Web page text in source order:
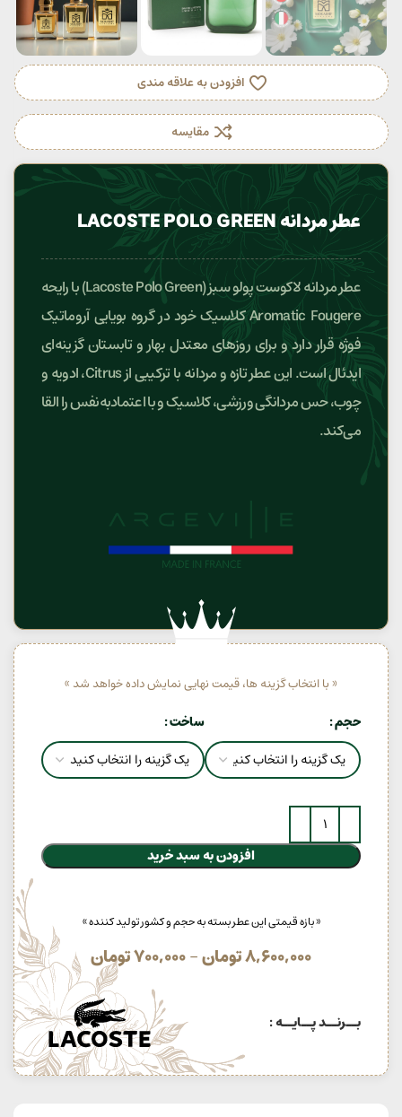
افزودن به علاقه مندی
مقایسه
عطر مردانه LACOSTE POLO GREEN
عطر مردانه لاکوست پولو سبز (Lacoste Polo Green) با رایحه
Aromatic Fougere کلاسیک خود در گروه بویایی آروماتیک
فوژه قرار دارد و برای روزهای معتدل بهار و تابستان گزینه‌ای
ایدئال است. این عطر تازه و مردانه با ترکیبی از Citrus، ادویه و
چوب، حس مردانگی ورزشی، کلاسیک و با اعتمادبه‌نفس را القا
می‌کند.
« با انتخاب گزینه ها، قیمت نهایی نمایش داده خواهد شد »
حجم ساخت
افزودن به سبد خرید
« بازه قیمتی این عطر بسته به حجم و کشور تولید کننده »
8,600,000تومان–
700,000تومان
بــرنــد پــایــه :